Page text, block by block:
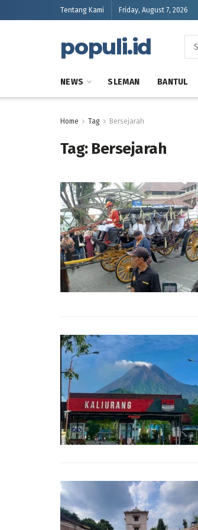
Tentang Kami Friday, August 7, 2026
populi.id
NEWS SLEMAN BANTUL
Home Tag Bersejarah
Tag: Bersejarah